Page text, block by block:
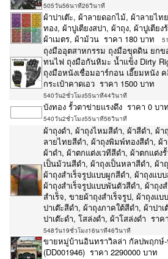
505วัน56นาที26วินาที
ผ้าปาเต๊ะ, ผ้าลายดอกไม้, ผ้าลายไ
ทอง, ผ้าปูเตียงสปา, ผ้าถุง, ผ้าปูเตีย
ผ้าเมตร, ผ้าม้วน ราคา 180 บาท
ถุงมืออุตสาหกรรม ถุงมือขุดดิน ยก
ทนไฟ ถุงมือกันหิมะ น้ำเเข็ง Dirty
ถุงมือหนังเชื่อมอาร์กอน เอี๊ยมหนัง
กระเป๋าคาดเอว ราคา 1500 บาท
540วัน2ชั่วโมง55นาที44วินาที
บังทอง รั้วตาข่ายแรงดึง ราคา 0 บาท
540วัน2ชั่วโมง55นาที56วินาที
ผ้าถุงดำ, ผ้าถุงไหมสีดำ, ผ้าสีดำ, ผ้า
ลายไทยสีดำ, ผ้าถุงพิมพ์ทองสีดำ, ผ้
ผ้าดำ, ผ้าตกแต่งเวทีสีดำ, ผ้าตกแต่ง
เป็นม้วนสีดำ, ผ้าถุงเป็นหลาสีดำ, ผ้า
ผ้าถุงสำเร็จรูปแบบผูกสีดำ, ผ้าถุงแบ
ผ้าถุงสำเร็จรูปแบบพันตัวสีดำ, ผ้าถุงส
สำเร็จ, ขายผ้าถุงสำเร็จรูป, ผ้าถุงแ
ปาเต๊ะสีดำ, ผ้าถุงภาคใต้สีดำ, ผ้าปาเ
ปาเต๊ะดำ, โสล่งดำ, ผ้าโสล่งดำ ราค
548วัน19ชั่วโมง16นาที46วินาที
ขายหมู่บ้านอินทราวิลล่า กัลปพฤกษ์
(DD001946) ราคา 2290000 บาท